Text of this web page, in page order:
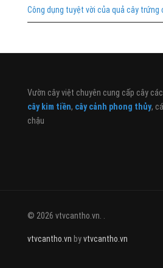
Công dụng tuyệt vời của quả cây trứng
Vườn cây việt chuyên cung cấp cây
cây kim tiền, cây cảnh phong thủy,
chậu
© 2026 vtvcantho.vn. .
vtvcantho.vn byvtvcantho.vn